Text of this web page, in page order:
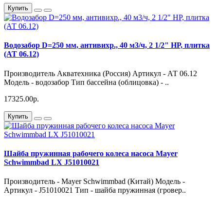
Купить
Водозабор D=250 мм, антивихр., 40 м3/ч, 2 1/2" НР, плитка
(АТ 06.12)
Производитель Акватехника (Россия) Артикул - АТ 06.12
Модель - водозабор Тип бассейна (облицовка) - ..
17325.00р.
Купить
Шайба пружинная рабочего колеса насоса Mayer
Schwimmbad LX J51010021
Производитель - Mayer Schwimmbad (Китай) Модель -
Артикул - J51010021 Тип - шайба пружинная (гровер..